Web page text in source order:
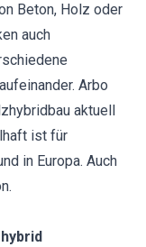
Beton, Holz oder
auch
Arbo
aktuell
ist für
in Europa. Auch